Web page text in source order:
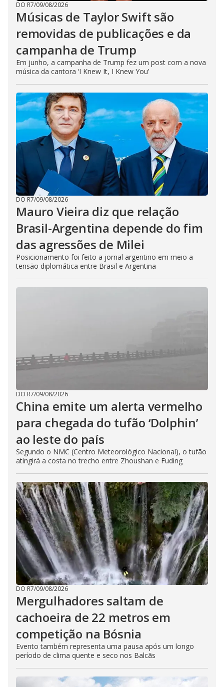
DO R7/09/08/2026
Músicas de Taylor Swift são
removidas de publicações e da
campanha de Trump
Em junho, a campanha de Trump fez um post com a nova
música da cantora ‘I Knew It, I Knew You’
DO R7/09/08/2026
Mauro Vieira diz que relação
Brasil-Argentina depende do fim
das agressões de Milei
Posicionamento foi feito a jornal argentino em meio a
tensão diplomática entre Brasil e Argentina
DO R7/09/08/2026
China emite um alerta vermelho
para chegada do tufão ‘Dolphin’
ao leste do país
Segundo o NMC (Centro Meteorológico Nacional), o tufão
atingirá a costa no trecho entre Zhoushan e Fuding
DO R7/09/08/2026
Mergulhadores ​​saltam de
cachoeira de 22 metros em
competição na Bósnia
Evento também representa uma pausa após um longo
período de clima quente e seco nos Balcãs